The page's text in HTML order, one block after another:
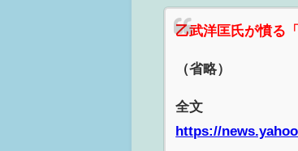
乙武洋匡氏が憤る
（省略）
全文
https://